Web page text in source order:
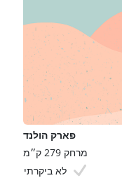
פארק הולנד
מרחק 279 ק״מ
לא ביקרתי